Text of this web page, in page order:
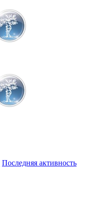
Последняя активность